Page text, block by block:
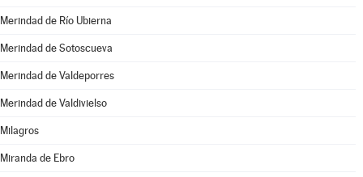
Merindad de Río Ubierna
Merindad de Sotoscueva
Merindad de Valdeporres
Merindad de Valdivielso
Milagros
Miranda de Ebro